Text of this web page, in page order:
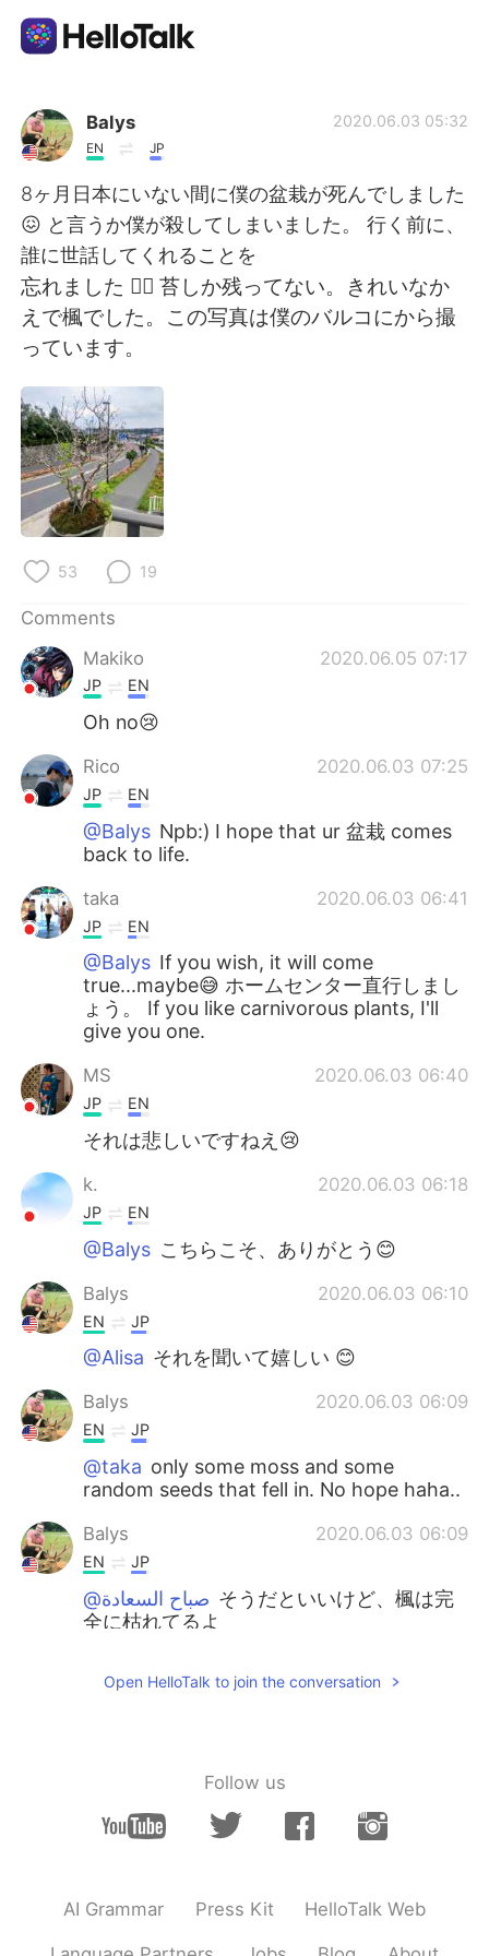
Language Exchange App
AI Grammar Checker
English
简体中文 繁體中文
Español
Français
日本語
Türkçe
Português
Balys
EN JP
2020.06.03 05:32
8ヶ月日本にいない間に僕の盆栽が死んでしました
😖 と言うか僕が殺してしまいました。 行く前に、
誰に世話してくれることを
忘れました 🤦‍♂️ 苔しか残ってない。きれいなか
えで楓でした。この写真は僕のバルコにから撮
っています。
53 19
Comments
Makiko
2020.06.05 07:17
JP EN
Oh no😢
Rico 2020.06.03 07:25
JP EN
@Balys Npb:) I hope that ur 盆栽 comes
back to life.
taka 2020.06.03 06:41
JP EN
@Balys If you wish, it will come
true...maybe😅 ホームセンター直行しまし
ょう。 If you like carnivorous plants, I'll
give you one.
MS 2020.06.03 06:40
JP EN
それは悲しいですねえ😢
k. 2020.06.03 06:18
JP EN
@Balys こちらこそ、ありがとう😊
Balys 2020.06.03 06:10
EN JP
@Alisa それを聞いて嬉しい 😊
Balys 2020.06.03 06:09
EN JP
@taka only some moss and some
random seeds that fell in. No hope haha..
Balys 2020.06.03 06:09
EN JP
@صباح السعادة そうだといいけど、楓は完
全に枯れてるよ
JP
fell into the pot during Spring. The
Balys 2020.06.03 06:05
@mizhey my plants tragic murder is
Open HelloTalk to join the conversation
Follow us
AI Grammar Press Kit HelloTalk Web